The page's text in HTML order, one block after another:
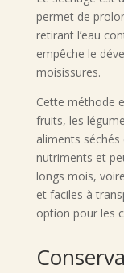
permet de
retirant l’eau
empêche le
moisissures.
Cette méthode
fruits, les
aliments
nutriments et
longs mois,
et faciles à
option pour les